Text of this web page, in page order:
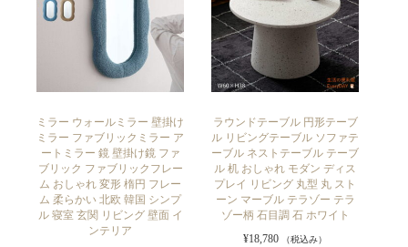
ミラー ウォールミラー 壁掛け
ミラー ファブリックミラー ア
ートミラー 鏡 壁掛け鏡 ファ
ブリック ファブリックフレー
ム おしゃれ 変形 楕円 フレー
ム 柔らかい 北欧 韓国 シンプ
ル 寝室 玄関 リビング 壁面 イ
ンテリア
ラウンドテーブル 円形テーブ
ル リビングテーブル ソファテ
ーブル ネストテーブル テーブ
ル 机 おしゃれ モダン ディス
プレイ リビング 丸型 丸 スト
ーン マーブル テラゾー テラ
ゾー柄 石目調 石 ホワイト
¥18,780 （税込み）